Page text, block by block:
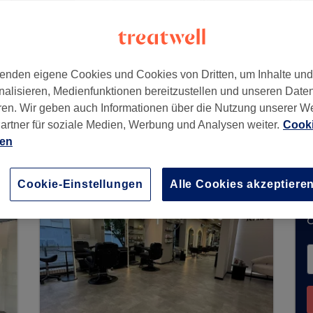
41061
Buchungen über Treatwell entgegen.
Ihrer Nähe zu finden.
eigene Cookies und Cookies von Dritten, um Inhalte
Medienfunktionen bereitzustellen und unseren
Wir geben auch Informationen über die Nutzung unserer
für soziale Medien, Werbung und Analysen weiter.
Cookie-Einstellungen Alle Cookies